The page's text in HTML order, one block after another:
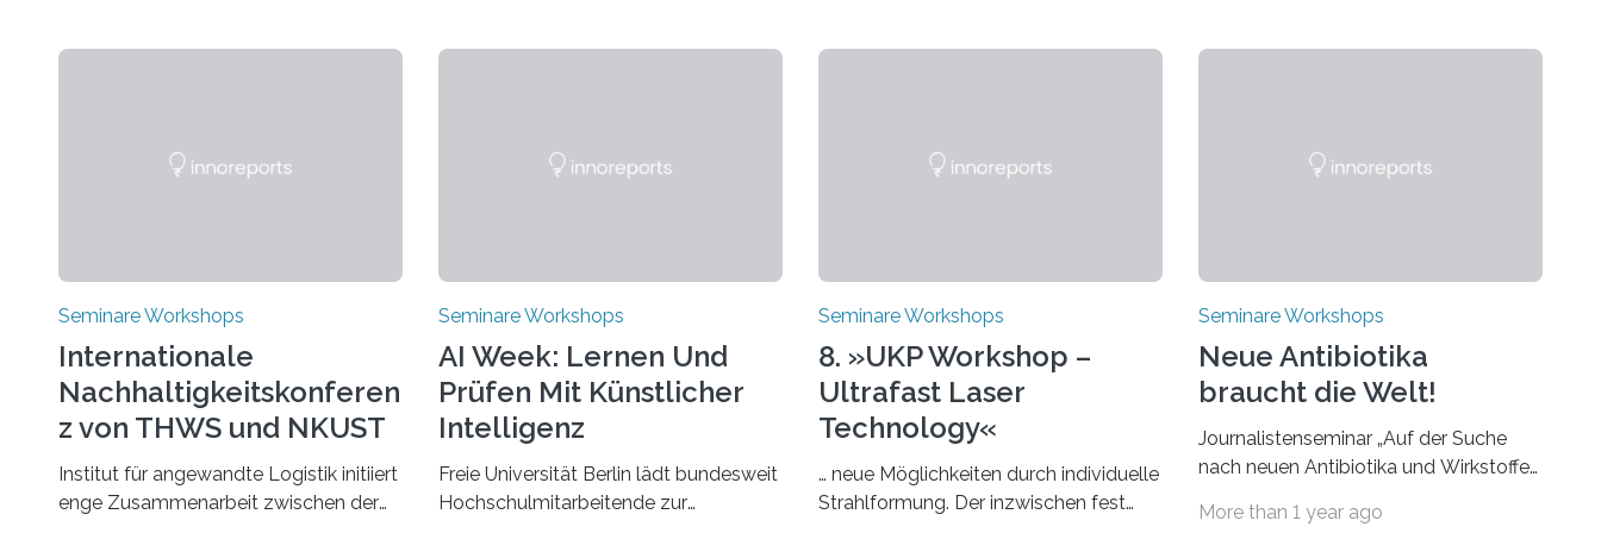
Seminare Workshops
Internationale
Nachhaltigkeitskonferen
z von THWS und NKUST
Institut für angewandte Logistik initiiert
enge Zusammenarbeit zwischen der
Seminare Workshops
AI Week: Lernen Und
Prüfen Mit Künstlicher
Intelligenz
Freie Universität Berlin lädt bundesweit
Hochschulmitarbeitende zur
Seminare Workshops
8. »UKP Workshop –
Ultrafast Laser
Technology«
… neue Möglichkeiten durch individuelle
Strahlformung. Der inzwischen fest
Seminare Workshops
Neue Antibiotika
braucht die Welt!
Journalistenseminar „Auf der Suche
nach neuen Antibiotika und Wirkstoffen
DSMZ in Braunschweig am 14.
More than 1 year ago